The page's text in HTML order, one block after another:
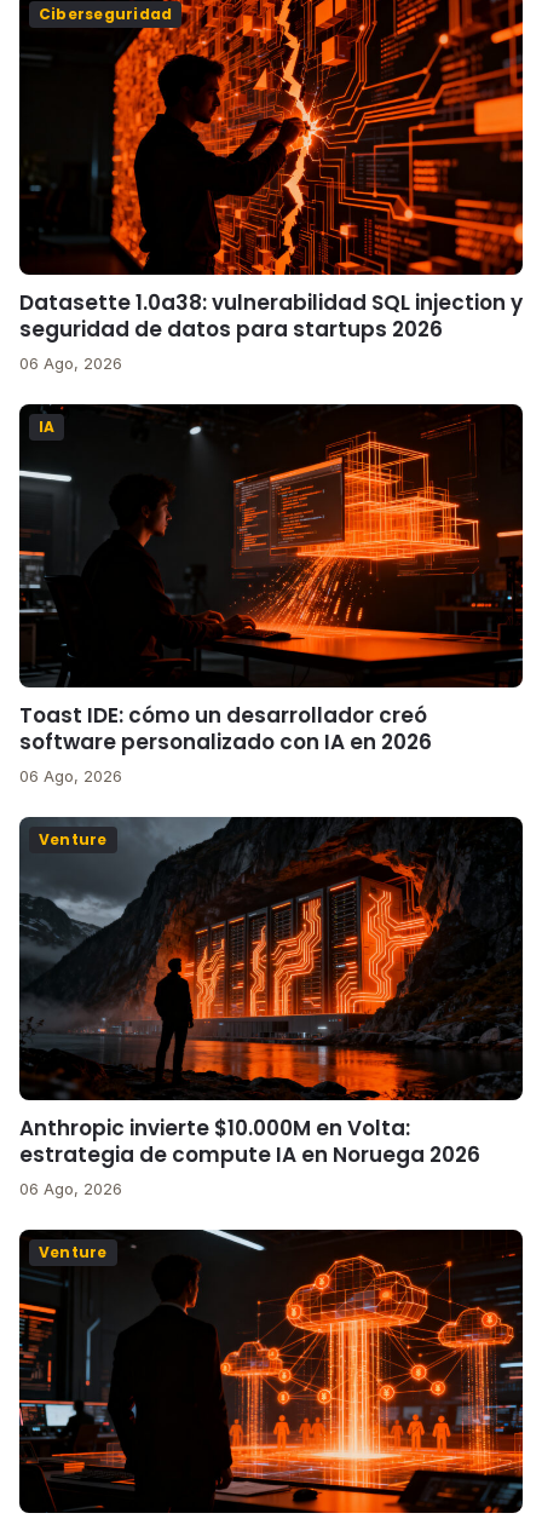
Ciberseguridad
Datasette 1.0a38: vulnerabilidad SQL injection y
seguridad de datos para startups 2026
06 Ago, 2026
IA
Toast IDE: cómo un desarrollador creó
software personalizado con IA en 2026
06 Ago, 2026
Venture
Anthropic invierte $10.000M en Volta:
estrategia de compute IA en Noruega 2026
06 Ago, 2026
Venture